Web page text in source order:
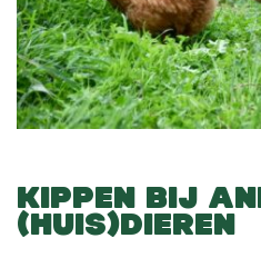
KIPPEN BIJ
(HUIS)DIEREN